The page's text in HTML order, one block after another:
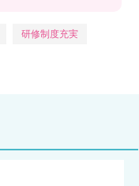
研修制度充実